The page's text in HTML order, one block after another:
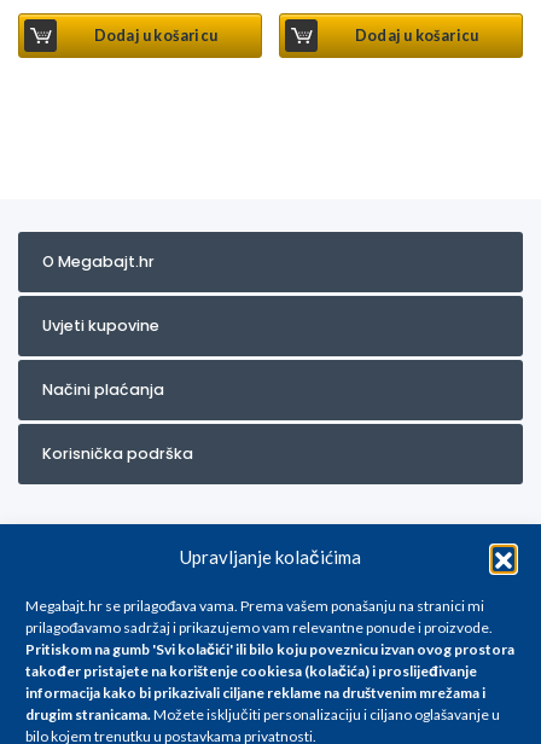
Upravljanje kolačićima
Megabajt.hr se prilagođava vama. Prema vašem ponašanju na stranici mi
prilagođavamo sadržaj i prikazujemo vam relevantne ponude i proizvode.
Pritiskom na gumb 'Svi kolačići' ili bilo koju poveznicu izvan ovog prostora
također pristajete na korištenje cookiesa (kolačića) i proslijeđivanje
informacija kako bi prikazivali ciljane reklame na društvenim mrežama i
drugim stranicama.Možete isključiti personalizaciju i ciljano oglašavanje u
bilo kojem trenutku u postavkama privatnosti.
Dodaj u košaricu Dodaj u košaricu
O Megabajt.hr
Uvjeti kupovine
Načini plaćanja
Korisnička podrška
Za artikle kojih trenutno nema u ponudi obratite nam se na
info@megabajt.hr. Sve cijene su informativnog karaktera i podložne su
promjenama, a
iskazane su za avansno plaćanje(gotovina) u Eurima i uključuju PDV. Sve